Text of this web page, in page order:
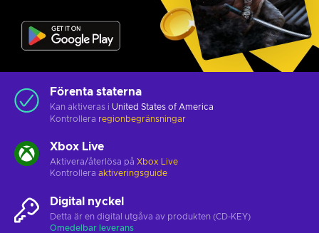
Förenta staterna
Kan aktiveras i United States of America
Kontrollera regionbegränsningar
Xbox Live
Aktivera/återlösa på Xbox Live
Kontrollera aktiveringsguide
Digital nyckel
Detta är en digital utgåva av produkten (CD-KEY)
Omedelbar leverans